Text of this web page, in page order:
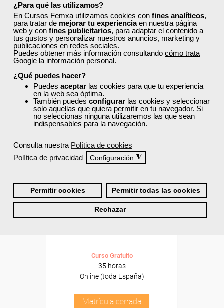
¿Para qué las utilizamos?
En Cursos Femxa utilizamos cookies con fines analíticos,
para tratar de mejorar tu experienciaen nuestra página
web y con fines publicitarios, para adaptar el contenido a
tus gustos y personalizar nuestros anuncios, marketing y
publicaciones en redes sociales.
Puedes obtener más información consultando cómo trata
Google la información personal.
¿Qué puedes hacer?
Puedes aceptar las cookies para que tu experiencia
en la web sea óptima.
También puedes configurar las cookies y seleccionar
solo aquellas que quiera permitir en tu navegador. Si
no seleccionas ninguna utilizaremos las que sean
indispensables para la navegación.
Consulta nuestra Política de cookies
Política de privacidad
Configuración ◮
Permitir cookies Permitir todas las cookies
Rechazar
Matrícula cerrada
34 532
ONLINE
Cursos Femxa
Análisis sensorial de vinos
Curso Gratuito
35 horas
Online (toda España)
Matrícula cerrada